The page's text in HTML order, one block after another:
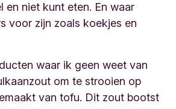
en niet kunt eten. En waar
voor zijn zoals koekjes en
waar ik geen weet van
om te strooien op
van tofu. Dit zout bootst